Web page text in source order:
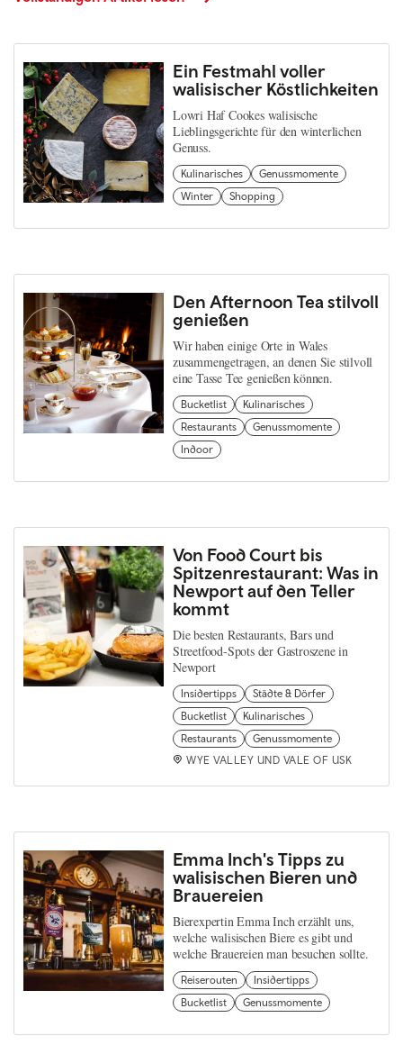
Ein Festmahl voller
walisischer Köstlichkeiten
Lowri Haf Cookes walisische
Lieblingsgerichte für den winterlichen
Genuss.
Kulinarisches
Genussmomente
Winter
Shopping
Den Afternoon Tea stilvoll
genießen
Wir haben einige Orte in Wales
zusammengetragen, an denen Sie stilvoll
eine Tasse Tee genießen können.
Bucketlist
Kulinarisches
Restaurants
Genussmomente
Indoor
Von Food Court bis
Spitzenrestaurant: Was in
Newport auf den Teller
kommt
Die besten Restaurants, Bars und
Streetfood-Spots der Gastroszene in
Newport
Insidertipps
Städte & Dörfer
Bucketlist
Kulinarisches
Restaurants
Genussmomente
WYE VALLEY UND VALE OF USK
Emma Inch's Tipps zu
walisischen Bieren und
Brauereien
Bierexpertin Emma Inch erzählt uns,
welche walisischen Biere es gibt und
welche Brauereien man besuchen sollte.
Reiserouten
Insidertipps
Bucketlist
Genussmomente